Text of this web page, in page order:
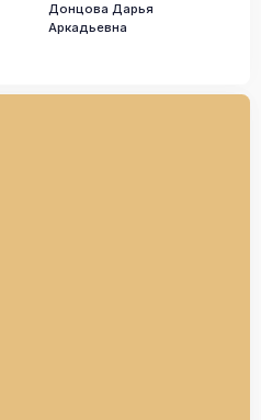
Донцова Дарья
Аркадьевна